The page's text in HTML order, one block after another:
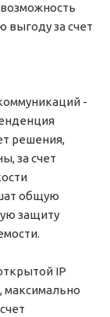
выгоду за счет
-
решения,
за счет
общую
защиту
IP
максимально